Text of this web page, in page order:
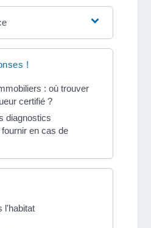
!
: où trouver
certifié ?
diagnostics
en cas de
l'habitat